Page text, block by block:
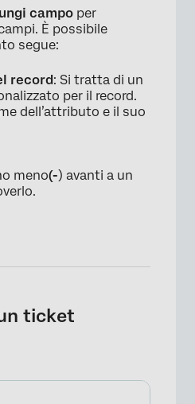
campo per
È possibile
segue:
record: Si tratta di un
per il record.
dell’attributo e il suo
meno(-) avanti a un
ticket